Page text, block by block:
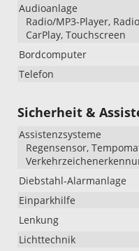
Audioanlage
Radio/MP3-Player,
CarPlay, Touchscreen
Bordcomputer
Telefon
Sicherheit &
Assistenzsysteme
Regensensor,
Diebstahl-Alarmanlage
Einparkhilfe
Lenkung
Lichttechnik